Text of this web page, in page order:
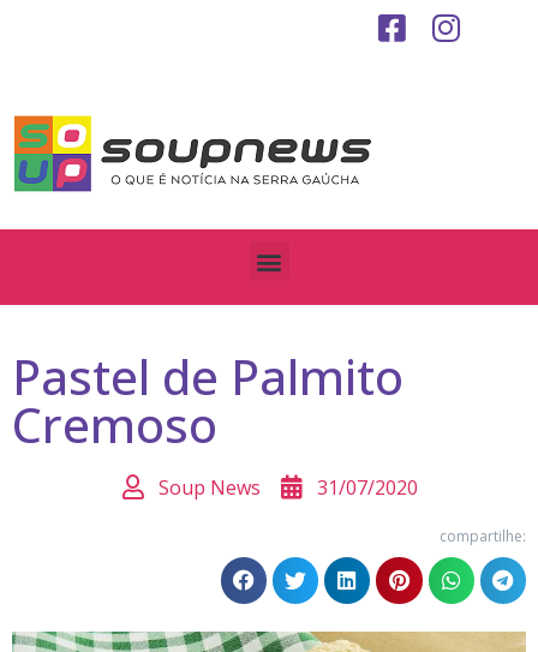
Pastel de Palmito
Cremoso
Soup News 31/07/2020
compartilhe: